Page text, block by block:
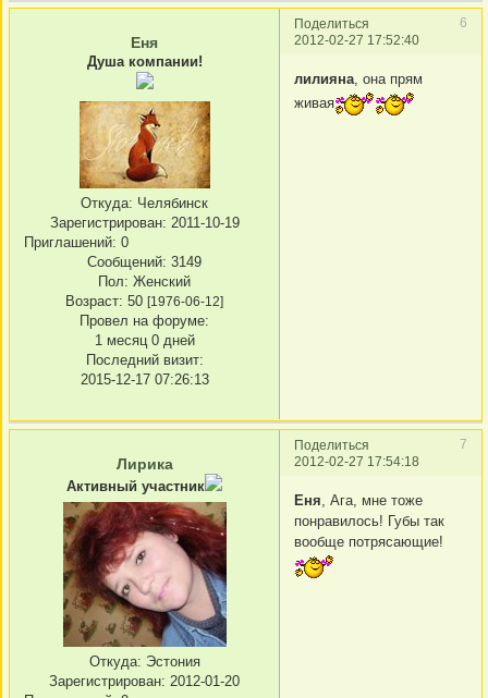
Поделиться
6
2012-02-27 17:52:40
Еня
Душа компании!
Откуда: Челябинск
Зарегистрирован: 2011-10-19
Приглашений: 0
Сообщений: 3149
Пол: Женский
Возраст: 50 [1976-06-12]
Провел на форуме:
1 месяц 0 дней
Последний визит:
2015-12-17 07:26:13
лилияна , она прям
живая
Поделиться
7
2012-02-27 17:54:18
Лирика
Активный участник
Откуда: Эстония
Зарегистрирован: 2012-01-20
Еня , Ага, мне тоже
понравилось! Губы так
вообще потрясающие!